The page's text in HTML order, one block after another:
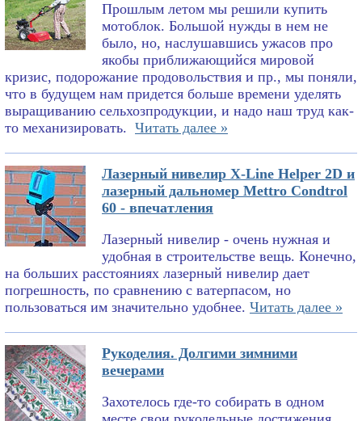
Прошлым летом мы решили купить
мотоблок. Большой нужды в нем не
было, но, наслушавшись ужасов про
якобы приближающийся мировой
кризис, подорожание продовольствия и пр., мы поняли,
что в будущем нам придется больше времени уделять
выращиванию сельхозпродукции, и надо наш труд как-
то механизировать. Читать далее »
Лазерный нивелир X-Line Helper 2D и
лазерный дальномер Mettro Condtrol
60 - впечатления
Лазерный нивелир - очень нужная и
удобная в строительстве вещь. Конечно,
на больших расстояниях лазерный нивелир дает
погрешность, по сравнению с ватерпасом, но
пользоваться им значительно удобнее. Читать далее »
Рукоделия. Долгими зимними
вечерами
Захотелось где-то собирать в одном